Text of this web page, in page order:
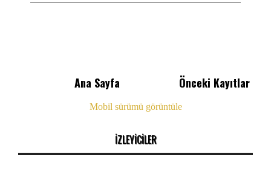
Önceki Kayıtlar
Ana Sayfa
Mobil sürümü görüntüle
İZLEYİCİLER